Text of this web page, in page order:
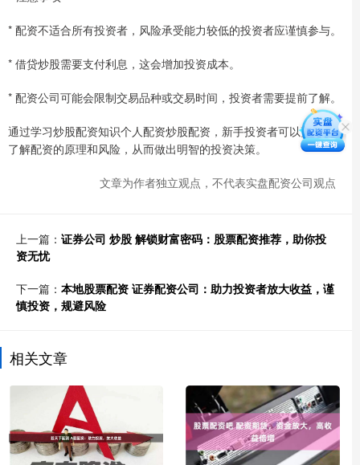
* 配资不适合所有投资者，风险承受能力较低的投资者应谨慎参与。
* 借贷炒股需要支付利息，这会增加投资成本。
* 配资公司可能会限制交易品种或交易时间，投资者需要提前了解。
通过学习炒股配资知识个人配资炒股配资，新手投资者可以更好地
了解配资的原理和风险，从而做出明智的投资决策。
文章为作者独立观点，不代表实盘配资公司观点
上一篇： 证券公司 炒股 解锁财富密码：股票配资推荐，助你投
资无忧
下一篇： 本地股票配资 证券配资公司：助力投资者放大收益，谨
慎投资，规避风险
相关文章